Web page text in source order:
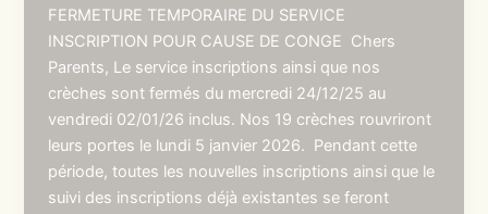
FERMETURE TEMPORAIRE DU SERVICE
INSCRIPTION POUR CAUSE DE CONGE Chers
Parents, Le service inscriptions ainsi que nos
crèches sont fermés du mercredi 24/12/25 au
vendredi 02/01/26 inclus. Nos 19 crèches rouvriront
leurs portes le lundi 5 janvier 2026. Pendant cette
période, toutes les nouvelles inscriptions ainsi que le
suivi des inscriptions déjà existantes se feront